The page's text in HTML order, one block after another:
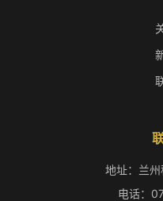
地址：兰
电话：